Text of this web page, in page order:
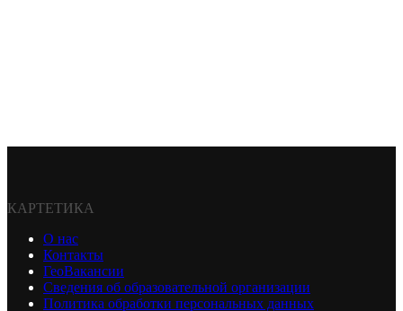
КАРТЕТИКА
О нас
Контакты
ГеоВакансии
Сведения об образовательной организации
Политика обработки персональных данных